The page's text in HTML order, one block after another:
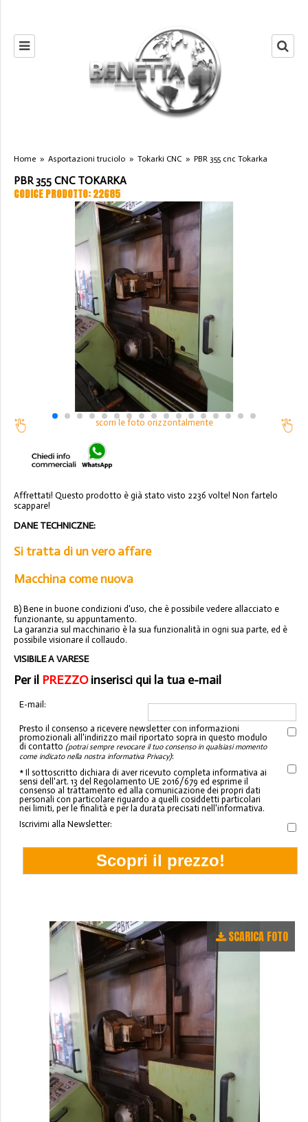
Home » Asportazioni truciolo » Tokarki CNC » PBR 355 cnc Tokarka
PBR 355 CNC TOKARKA
CODICE PRODOTTO: 22685
scorri le foto orizzontalmente
Affrettati! Questo prodotto è già stato visto 2236 volte! Non fartelo
scappare!
DANE TECHNICZNE:
Si tratta di un vero affare
Macchina come nuova
B) Bene in buone condizioni d'uso, che è possibile vedere allacciato e
funzionante, su appuntamento.
La garanzia sul macchinario è la sua funzionalità in ogni sua parte, ed è
possibile visionare il collaudo.
VISIBILE A VARESE
Per il PREZZOinserisci qui la tua e-mail
E-mail:
Presto il consenso a ricevere newsletter con informazioni
promozionali all'indirizzo mail riportato sopra in questo modulo
di contatto (potrai sempre revocare il tuo consenso in qualsiasi momento
come indicato nella nostra informativa Privacy):
* Il sottoscritto dichiara di aver ricevuto completa informativa ai
sensi dell'art. 13 del Regolamento UE 2016/679 ed esprime il
consenso al trattamento ed alla comunicazione dei propri dati
personali con particolare riguardo a quelli cosiddetti particolari
nei limiti, per le finalità e per la durata precisati nell'informativa.
Iscrivimi alla Newsletter:
SCARICA FOTO